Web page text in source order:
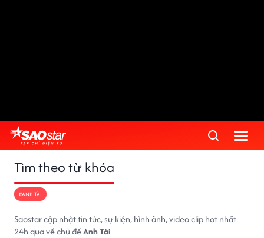
Tìm theo từ khóa
#ANH TÀI
Saostar cập nhật tin tức, sự kiện, hình ảnh, video clip hot nhất
24h qua về chủ đềAnh Tài